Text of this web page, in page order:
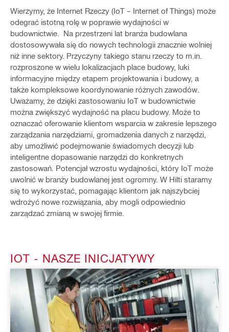
Wierzymy, że Internet Rzeczy (IoT – Internet of Things) może
odegrać istotną rolę w poprawie wydajności w
budownictwie. Na przestrzeni lat branża budowlana
dostosowywała się do nowych technologii znacznie wolniej
niż inne sektory. Przyczyny takiego stanu rzeczy to m.in.
rozproszone w wielu lokalizacjach place budowy, luki
informacyjne między etapem projektowania i budowy, a
także kompleksowe koordynowanie różnych zawodów.
Uważamy, że dzięki zastosowaniu IoT w budownictwie
można zwiększyć wydajność na placu budowy. Może to
oznaczać oferowanie klientom wsparcia w zakresie lepszego
zarządzania narzędziami, gromadzenia danych z narzędzi,
aby umożliwić podejmowanie świadomych decyzji lub
inteligentne dopasowanie narzędzi do konkretnych
zastosowań. Potencjał wzrostu wydajności, który IoT może
uwolnić w branży budowlanej jest ogromny. W Hilti staramy
się to wykorzystać, pomagając klientom jak najszybciej
wdrożyć nowe rozwiązania, aby mogli odpowiednio
zarządzać zmianą w swojej firmie.
IOT - NASZE INICJATYWY